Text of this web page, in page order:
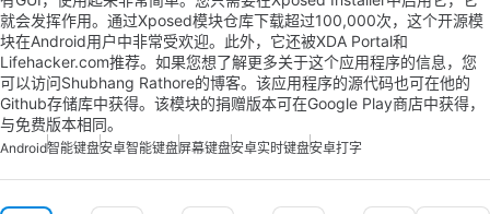
就会发挥作用。通过Xposed模块仓库下载超过100,000次，这个开源模
块在Android用户中非常受欢迎。此外，它还被XDA Portal和
Lifehacker.com推荐。如果您想了解更多关于这个应用程序的信息，您
可以访问Shubhang Rathore的博客。该应用程序的源代码也可在他的
Github存储库中获得。该模块的捐赠版本可在Google Play商店中获得，
与免费版本相同。
Android智能键盘安卓智能键盘屏幕键盘安卓实时键盘安卓打字